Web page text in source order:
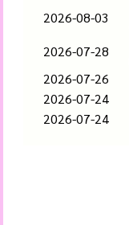
2026-08-03
2026-07-28
2026-07-26
2026-07-24
2026-07-24